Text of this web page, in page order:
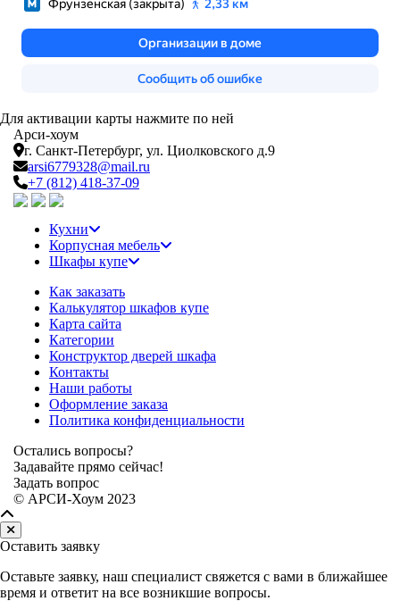
Для активации карты нажмите по ней
Арси-хоум
г. Санкт-Петербург, ул. Циолковского д.9
arsi6779328@mail.ru
+7 (812) 418-37-09
Кухни
Корпусная мебель
Шкафы купе
Как заказать
Калькулятор шкафов купе
Карта сайта
Категории
Конструктор дверей шкафа
Контакты
Наши работы
Оформление заказа
Политика конфиденциальности
Остались вопросы?
Задавайте прямо сейчас!
Задать вопрос
© АРСИ-Хоум 2023
Оставить заявку
Оставьте заявку, наш специалист свяжется с вами в ближайшее
время и ответит на все возникшие вопросы.